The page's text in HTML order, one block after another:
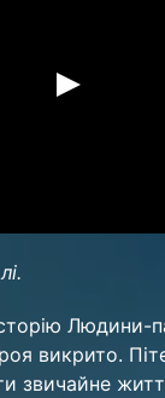
Людини-
викрито.
звичайне